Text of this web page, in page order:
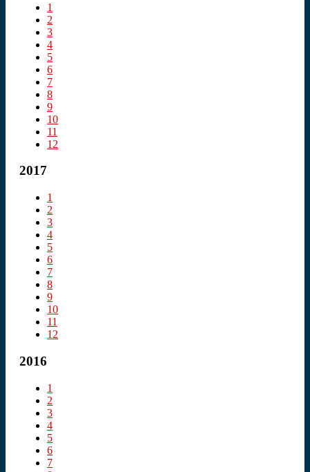
1
2
3
4
5
6
7
8
9
10
11
12
2017
1
2
3
4
5
6
7
8
9
10
11
12
2016
1
2
3
4
5
6
7